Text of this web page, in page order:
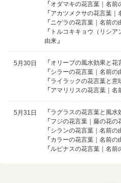
「 オダマキの花言葉｜名前
「 アカツメクサの花言葉｜
「 ニゲラの花言葉｜名前の
「 トルコキキョウ（リシ
由来 」
5月30日 「 オリーブの風水効果と花
「 シラーの花言葉｜名前の
「 ライラックの花言葉と意
「 アマリリスの花言葉｜名
5月31日 「 ラグラスの花言葉と風水
「 フジの花言葉｜藤の花の
「 シランの花言葉｜名前の
「 カラーの花言葉｜名前の
「 ルピナスの花言葉｜名前